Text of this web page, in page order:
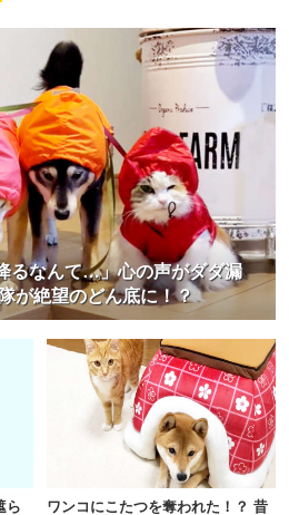
るなんて…」心の声がダダ漏
が絶望のどん底に！？
ら
ワンコにこたつを奪われた！？ 昔